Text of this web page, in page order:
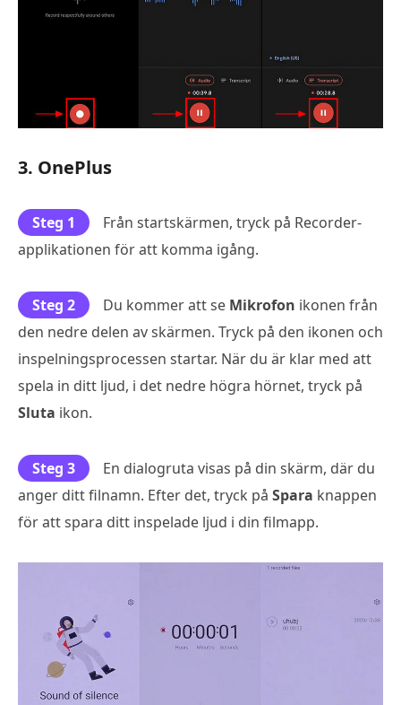
3. OnePlus
Steg 1
Från startskärmen, tryck på Recorder-
applikationen för att komma igång.
Steg 2 Du kommer att se Mikrofon ikonen från
den nedre delen av skärmen. Tryck på den ikonen och
inspelningsprocessen startar. När du är klar med att
spela in ditt ljud, i det nedre högra hörnet, tryck på
Sluta ikon.
Steg 3
En dialogruta visas på din skärm, där du
anger ditt filnamn. Efter det, tryck på Spara knappen
för att spara ditt inspelade ljud i din filmapp.